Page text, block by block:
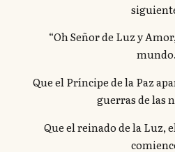
“Oh Señor de Luz y
mundo.
Que el Príncipe de la Paz
guerras de las
Que el reinado de la Luz,